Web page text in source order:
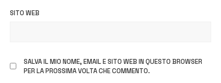
SITO WEB
SALVA IL MIO NOME, EMAIL E SITO WEB IN QUESTO BROWSER
PER LA PROSSIMA VOLTA CHE COMMENTO.